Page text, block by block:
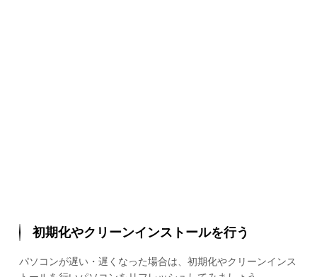
初期化やクリーンインストールを行う
パソコンが遅い・遅くなった場合は、初期化やクリーンインス